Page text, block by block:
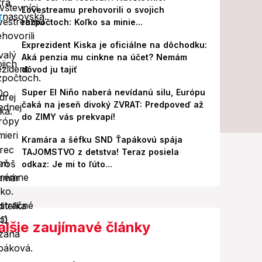
Lovestreamu prehovorili o svojich
rozpočtoch: Koľko sa minie...
Exprezident Kiska je oficiálne na dôchodku:
Aká penzia mu cinkne na účet? Nemám
dôvod ju tajiť
Super El Niño naberá nevídanú silu, Európu
čaká na jeseň divoký ZVRAT: Predpoveď až
do ZIMY vás prekvapí!
Kramára a šéfku SND Ťapákovú spája
TAJOMSTVO z detstva! Teraz posiela
odkaz: Je mi to ľúto...
zaujímavé články
Foto